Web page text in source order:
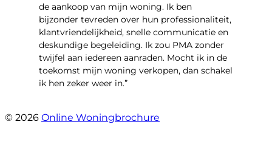
de aankoop van mijn woning. Ik ben
bijzonder tevreden over hun professionaliteit,
klantvriendelijkheid, snelle communicatie en
deskundige begeleiding. Ik zou PMA zonder
twijfel aan iedereen aanraden. Mocht ik in de
toekomst mijn woning verkopen, dan schakel
ik hen zeker weer in.”
© 2026 Online Woningbrochure